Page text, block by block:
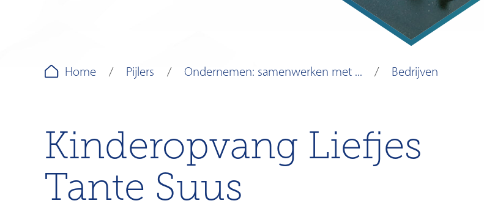
Home Pijlers Ondernemen: samenwerken met ... Bedrijven
Kinderopvang Liefjes
Tante Suus